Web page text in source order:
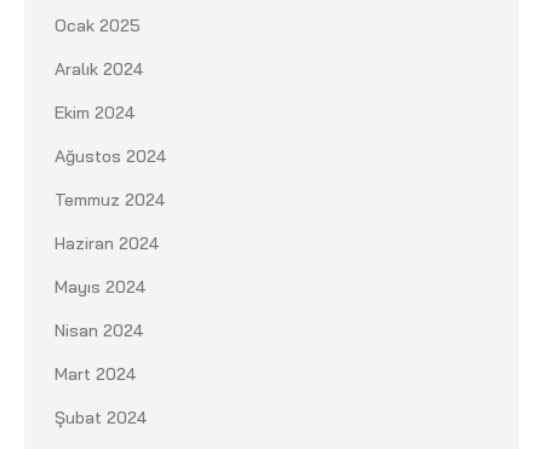
Ocak 2025
Aralık 2024
Ekim 2024
Ağustos 2024
Temmuz 2024
Haziran 2024
Mayıs 2024
Nisan 2024
Mart 2024
Şubat 2024